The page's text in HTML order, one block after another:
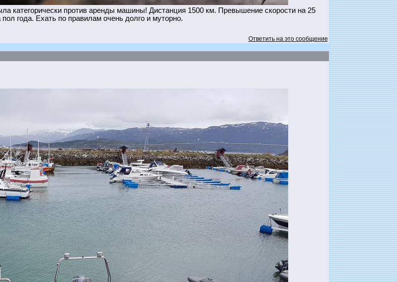
категорически против аренды машины! Дистанция 1500 км. Превышение скорости на 25
года. Ехать по правилам очень долго и муторно.
Ответить на это сообщение